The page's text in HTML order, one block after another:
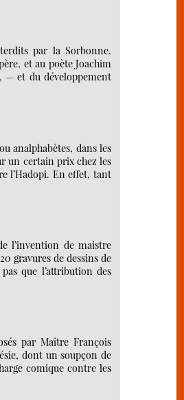
par la Sorbonne.
et au poète Joachim
— et du développement
analphabètes, dans les
un certain prix chez les
l’Hadopi. En effet, tant
l’invention de maistre
gravures de dessins de
que l’attribution des
par Maître François
dont un soupçon de
comique contre les